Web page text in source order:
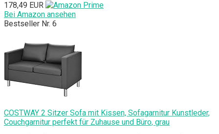
178,49 EUR
Bei Amazon ansehen
Bestseller Nr. 6
COSTWAY 2 Sitzer Sofa mit Kissen, Sofagarnitur Kunstleder,
Couchgarnitur perfekt für Zuhause und Büro, grau